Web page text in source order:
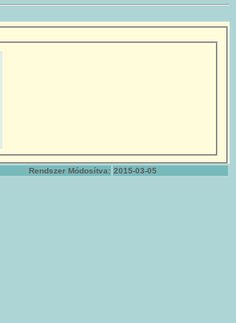
Rendszer Módosítva: 2015-03-05